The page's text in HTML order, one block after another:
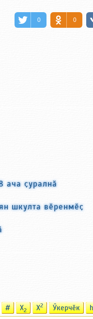
0 0
ача ҫуралнӑ
шкулта вӗренмӗҫ
# X2 X2 Ӳкерчӗк